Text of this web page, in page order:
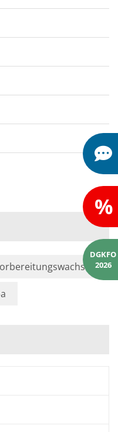
%
DGKFO
2026